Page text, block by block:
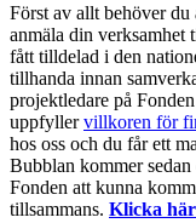
Först av allt behöver
anmäla din verksamhet
fått tilldelad i den
tillhanda innan
projektledare på
uppfyllervillkoren för
hos oss och du får ett
Bubblan kommer
Fonden att kunna
tillsammans. Klicka